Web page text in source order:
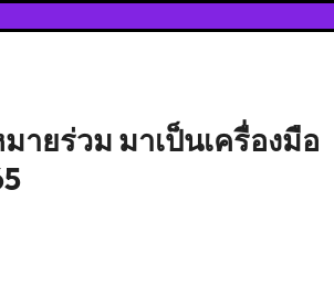
ายร่วม มาเป็นเครื่องมือ